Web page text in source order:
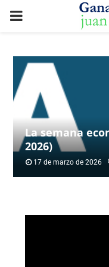
PRIMARY
La semana
2026)
17 de marzo de 2026